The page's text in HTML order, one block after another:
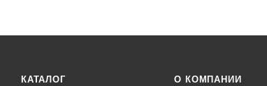
КАТАЛОГ О КОМПАНИИ